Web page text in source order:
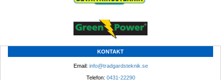
KONTAKT
Email: info@tradgardsteknik.se
Telefon: 0431-22290